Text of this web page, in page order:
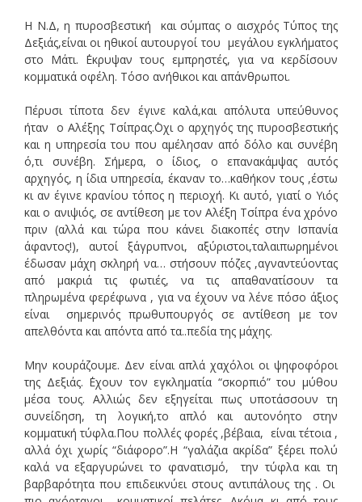
Η Ν.Δ, η πυροσβεστική και σύμπας ο αισχρός Τύπος της
Δεξιάς,είναι οι ηθικοί αυτουργοί του μεγάλου εγκλήματος
στο Μάτι. ΄Εκρυψαν τους εμπρηστές, για να κερδίσουν
κομματικά οφέλη. Τόσο ανήθικοι και απάνθρωποι.
Πέρυσι τίποτα δεν έγινε καλά,και απόλυτα υπεύθυνος
ήταν ο Αλέξης Τσίπρας.΄Οχι ο αρχηγός της πυροσβεστικής
και η υπηρεσία του που αμέλησαν από δόλο και συνέβη
ό,τι συνέβη. Σήμερα, ο ίδιος, ο επανακάμψας αυτός
αρχηγός, η ίδια υπηρεσία, έκαναν το…καθήκον τους ,έστω
κι αν έγινε κρανίου τόπος η περιοχή. Κι αυτό, γιατί ο Υιός
και ο ανιψιός, σε αντίθεση με τον Αλέξη Τσίπρα ένα χρόνο
πριν (αλλά και τώρα που κάνει διακοπές στην Ισπανία
άφαντος!), αυτοί ξάγρυπνοι, αξύριστοι,ταλαιπωρημένοι
έδωσαν μάχη σκληρή να… στήσουν πόζες ,αγναντεύοντας
από μακριά τις φωτιές, να τις απαθανατίσουν τα
πληρωμένα φερέφωνα , για να έχουν να λένε πόσο άξιος
είναι σημερινός πρωθυπουργός σε αντίθεση με τον
απελθόντα και απόντα από τα..πεδία της μάχης.
Μην κουράζουμε. Δεν είναι απλά χαχόλοι οι ψηφοφόροι
της Δεξιάς. ΄Εχουν τον εγκληματία “σκορπιό” του μύθου
μέσα τους. Αλλιώς δεν εξηγείται πως υποτάσσουν τη
συνείδηση, τη λογική,το απλό και αυτονόητο στην
κομματική τύφλα.Που πολλές φορές ,βέβαια, είναι τέτοια ,
αλλά όχι χωρίς “διάφορο”.Η “γαλάζια ακρίδα” ξέρει πολύ
καλά να εξαργυρώνει το φανατισμό, την τύφλα και τη
βαρβαρότητα που επιδεικνύει στους αντιπάλους της . Οι